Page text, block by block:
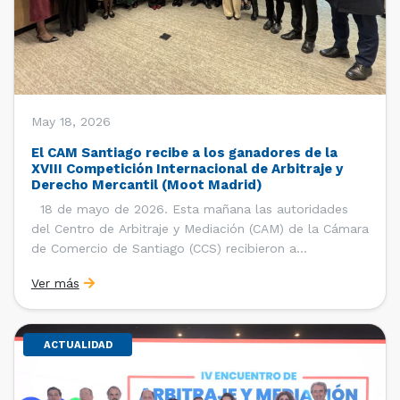
May 18, 2026
El CAM Santiago recibe a los ganadores de la
XVIII Competición Internacional de Arbitraje y
Derecho Mercantil (Moot Madrid)
18 de mayo de 2026. Esta mañana las autoridades
del Centro de Arbitraje y Mediación (CAM) de la Cámara
de Comercio de Santiago (CCS) recibieron a
Facultad de Derecho de la Universidad de Chile que se
consagró como ganador de la […]
Ver más
ACTUALIDAD